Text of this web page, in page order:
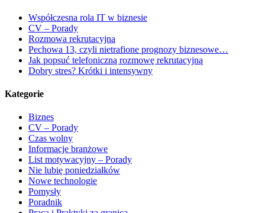
Współczesna rola IT w biznesie
CV – Porady
Rozmowa rekrutacyjna
Pechowa 13, czyli nietrafione prognozy biznesowe…
Jak popsuć telefoniczną rozmowę rekrutacyjną
Dobry stres? Krótki i intensywny
Kategorie
Biznes
CV – Porady
Czas wolny
Informacje branżowe
List motywacyjny – Porady
Nie lubię poniedziałków
Nowe technologie
Pomysły
Poradnik